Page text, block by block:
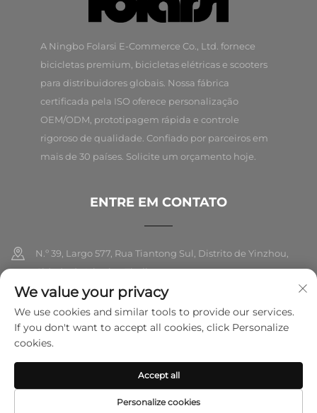
A Ningbo Folarsi E-Commerce Co., Ltd. fornece
bicicletas premium, bicicletas elétricas e scooters
para distribuidores globais. Nossa fábrica
certificada pela ISO oferece personalização
OEM/ODM, prototipagem rápida e controle
rigoroso de qualidade. Confiado por parceiros em
mais de 30 países. Solicite um orçamento hoje.
ENTRE EM CONTATO
N.º 39, Largo 577, Rua Tiantong Sul, Distrito de Yinzhou,
Cidade de Ningbo, Zhejiang
+86-18989326021
[email protected]
Direitos autorais © 2025 Ningbo Folarsi E-Commerce Co., Ltd. Todos
os direitos reservados. Política de privacidade
We value your privacy
We use cookies and similar tools to provide our services.
If you don't want to accept all cookies, click Personalize
cookies.
Personalize cookies
Accept all